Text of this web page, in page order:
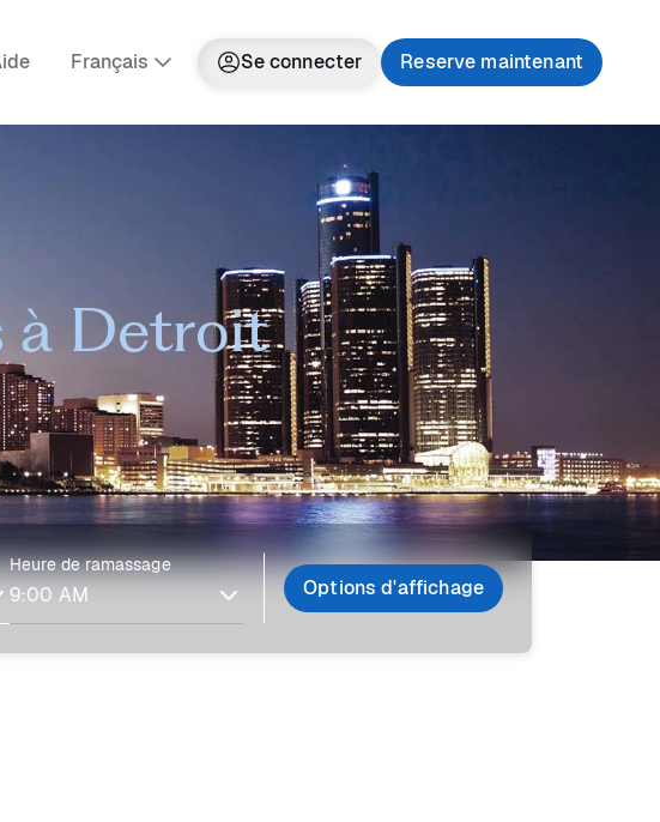
Français Se connecter Reserve maintenant
à Detroit
Heure de ramassage
Options d'affichage